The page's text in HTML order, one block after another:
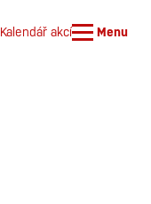
Kalendář akcí Menu